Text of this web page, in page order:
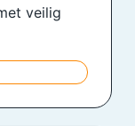
veilig